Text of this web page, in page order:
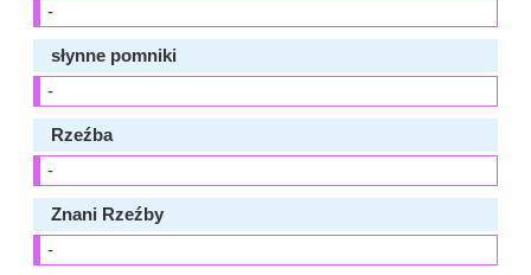
-
słynne pomniki
-
Rzeźba
-
Znani Rzeźby
-